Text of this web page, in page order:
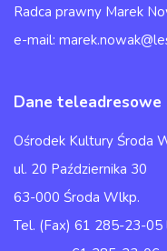
Radca prawny Marek
e-mail:
Dane teleadresowe
Ośrodek Kultury Środa
ul. 20 Października 30
63-000 Środa Wlkp.
Tel. (Fax) 61 285-23-05